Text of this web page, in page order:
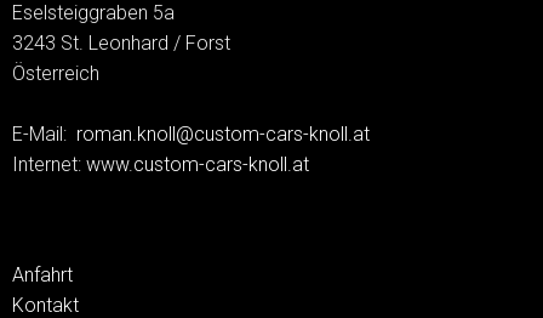
Eselsteiggraben 5a
3243 St. Leonhard / Forst
Österreich
E-Mail: roman.knoll@custom-cars-knoll.at
Internet: www.custom-cars-knoll.at
Anfahrt
Kontakt